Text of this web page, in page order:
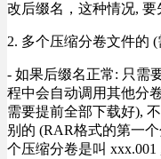
改后缀名，这种情况,
2. 多个压缩分卷文件的
- 如果后缀名正常: 只需
程中会自动调用其他分
需要提前全部下载好),
别的 (RAR格式的第一
个压缩分卷是叫